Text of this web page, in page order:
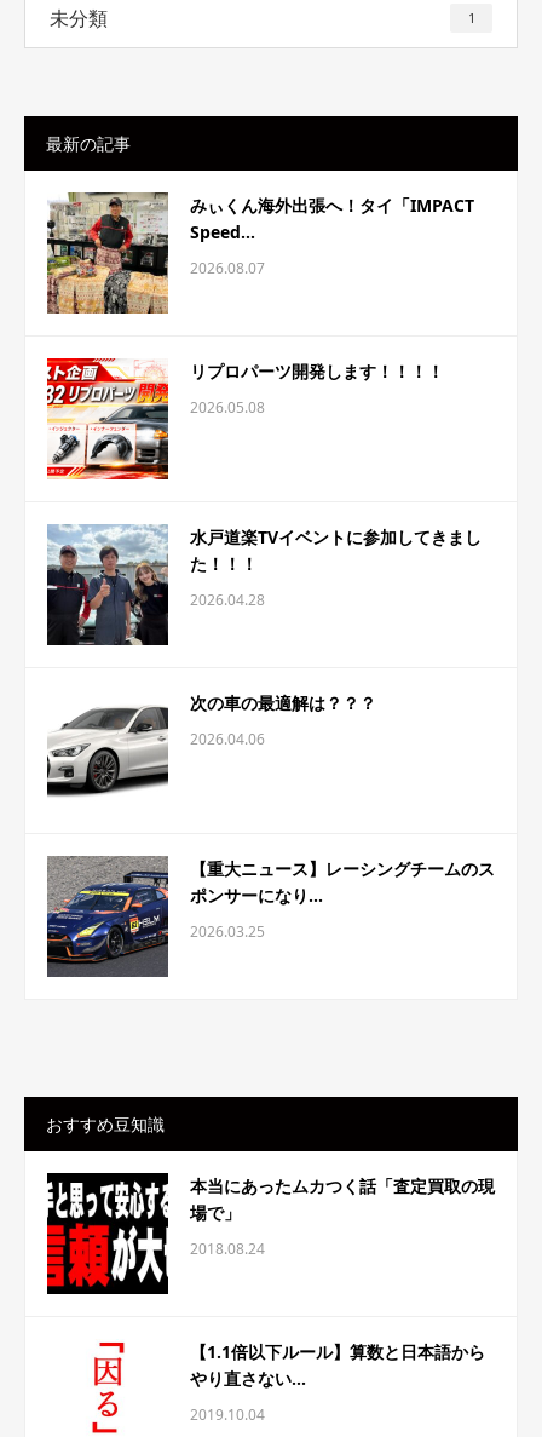
未分類 1
最新の記事
みぃくん海外出張へ！タイ「IMPACT
Speed...
2026.08.07
リプロパーツ開発します！！！！
2026.05.08
水戸道楽TVイベントに参加してきまし
た！！！
2026.04.28
次の車の最適解は？？？
2026.04.06
【重大ニュース】レーシングチームのス
ポンサーになり...
2026.03.25
おすすめ豆知識
本当にあったムカつく話「査定買取の現
場で」
2018.08.24
【1.1倍以下ルール】算数と日本語から
やり直さない...
2019.10.04